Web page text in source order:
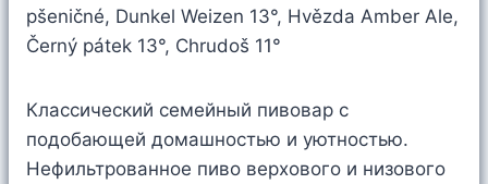
pšeničné, Dunkel Weizen 13°, Hvězda Amber Ale,
Černý pátek 13°, Chrudoš 11°
Классический семейный пивовар с
подобающей домашностью и уютностью.
Нефильтрованное пиво верхового и низового